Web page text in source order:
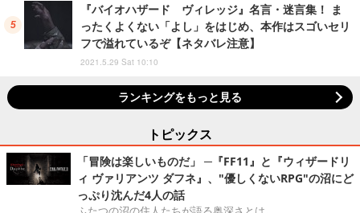
『バイオハザード ヴィレッジ』名言・迷言集！ ま
ったくよくない「よし」をはじめ、本作はスゴいセリ
フで溢れているぞ【ネタバレ注意】
2021.5.29 Sat 10:10
ランキングをもっと見る
トピックス
「冒険は楽しいものだ」 ─『FF11』と『ウィザードリ
ィ ヴァリアンツ ダフネ』、"優しくないRPG"の沼にど
っぷり沈んだ4人の話